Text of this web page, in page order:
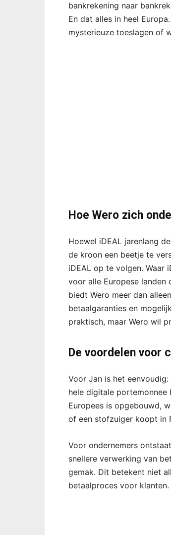
bankrekening naar
En dat alles in heel
mysterieuze toeslagen of
Hoe Wero zich
Hoewel iDEAL jarenlang
de kroon een beetje te
iDEAL op te volgen. Waar
voor alle Europese landen
biedt Wero meer dan
betaalgaranties en
praktisch, maar Wero wil
De voordelen voor
Voor Jan is het
hele digitale portemonnee
Europees is opgebouwd,
of een stofzuiger koopt in
Voor ondernemers
snellere verwerking van
gemak. Dit betekent niet
betaalproces voor